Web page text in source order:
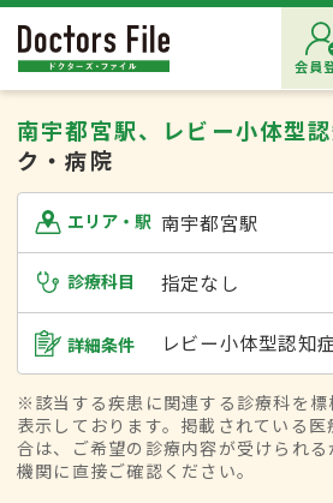
会員
南宇都宮駅、レビー小体型
ク・病院
エリア・駅 南宇都宮駅
診療科目 指定なし
詳細条件 レビー小体型認知
※該当する疾患に関連する診療科を標
表示しております。掲載されている
合は、ご希望の診療内容が受けられ
機関に直接ご確認ください。